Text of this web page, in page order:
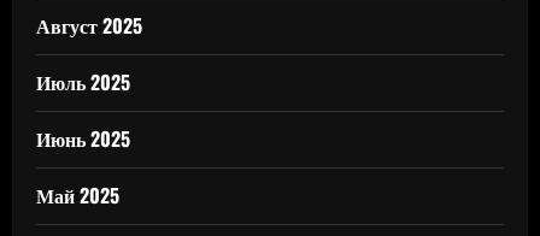
Август 2025
Июль 2025
Июнь 2025
Май 2025